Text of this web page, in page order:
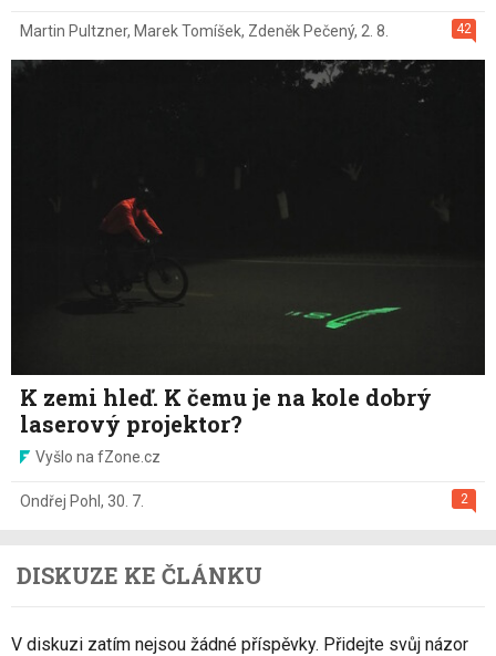
42
Martin Pultzner, Marek Tomíšek, Zdeněk Pečený, 2. 8.
K zemi hleď. K čemu je na kole dobrý
laserový projektor?
Vyšlo na fZone.cz
2
Ondřej Pohl , 30. 7.
DISKUZE KE ČLÁNKU
V diskuzi zatím nejsou žádné příspěvky. Přidejte svůj názor